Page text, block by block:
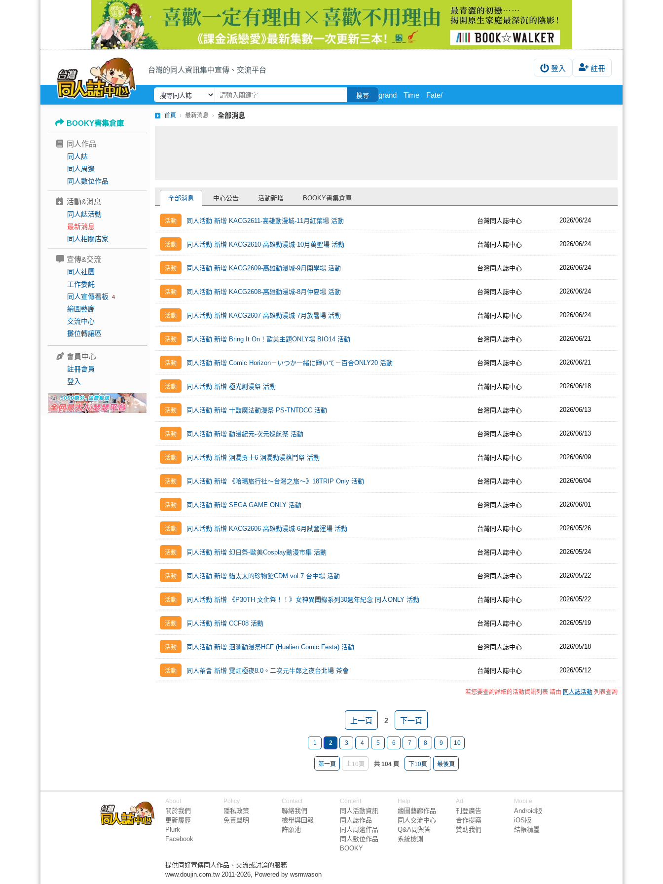
台灣的同人資訊集中宣傳、交流平台 登入 註冊
搜尋 grand Time Fate/
BOOKY書集倉庫
同人作品
同人誌
同人周邊
同人數位作品
活動&消息
同人誌活動
最新消息
同人相關店家
宣傳&交流
同人社團
工作委託
同人宣傳看板 4
繪圖藝廊
交流中心
攤位轉讓區
會員中心
註冊會員
登入
首頁 最新消息 全部消息
全部消息 中心公告 活動新增 BOOKY書集倉庫
同人活動 新增 KACG2611-高雄動漫城-11月紅葉場 活動 台灣同人誌中心 2026/06/24
同人活動 新增 KACG2610-高雄動漫城-10月萬聖場 活動 台灣同人誌中心 2026/06/24
同人活動 新增 KACG2609-高雄動漫城-9月開學場 活動 台灣同人誌中心 2026/06/24
同人活動 新增 KACG2608-高雄動漫城-8月仲夏場 活動 台灣同人誌中心 2026/06/24
同人活動 新增 KACG2607-高雄動漫城-7月放暑場 活動 台灣同人誌中心 2026/06/24
同人活動 新增 Bring It On！歐美主題ONLY場 BIO14 活動 台灣同人誌中心 2026/06/21
同人活動 新增 Comic Horizon－いつか一緒に輝いて－百合ONLY20 活動 台灣同人誌中心 2026/06/21
同人活動 新增 極光創漫祭 活動 台灣同人誌中心 2026/06/18
同人活動 新增 十鼓魔法動漫祭 PS-TNTDCC 活動 台灣同人誌中心 2026/06/13
同人活動 新增 動漫紀元-次元巡航祭 活動 台灣同人誌中心 2026/06/13
同人活動 新增 洄瀾勇士6 洄瀾動漫格鬥祭 活動 台灣同人誌中心 2026/06/09
同人活動 新增 《哈瑪旅行社～台灣之旅～》18TRIP Only 活動 台灣同人誌中心 2026/06/04
同人活動 新增 SEGA GAME ONLY 活動 台灣同人誌中心 2026/06/01
同人活動 新增 KACG2606-高雄動漫城-6月試營運場 活動 台灣同人誌中心 2026/05/26
同人活動 新增 幻日祭-歐美Cosplay動漫市集 活動 台灣同人誌中心 2026/05/24
同人活動 新增 貓太太的珍物館CDM vol.7 台中場 活動 台灣同人誌中心 2026/05/22
同人活動 新增 《P30TH 文化祭！！》女神異聞錄系列30週年紀念 同人ONLY 活動 台灣同人誌中心 2026/05/22
同人活動 新增 CCF08 活動 台灣同人誌中心 2026/05/19
同人活動 新增 洄瀾動漫祭HCF (Hualien Comic Festa) 活動 台灣同人誌中心 2026/05/18
同人茶會 新增 霓虹極夜8.0。二次元牛郎之夜台北場 茶會 台灣同人誌中心 2026/05/12
若您要查詢詳細的活動資訊列表 請由 同人誌活動 列表查詢
上一頁 2 下一頁
1 2 3 4 5 6 7 8 9 10
第一頁 上10頁 共 104 頁 下10頁 最後頁
About
關於我們
更新履歷
Plurk
Facebook
Policy
隱私政策
免責聲明
Contact
聯絡我們
檢舉與回報
許願池
Content
同人活動資訊
同人誌作品
同人周邊作品
同人數位作品
BOOKY
Help
繪圖藝廊作品
同人交流中心
Q&A問與答
系統檢測
Ad
刊登廣告
合作提案
贊助我們
Mobile
Android版
iOS版
結帳精靈
提供同好宣傳同人作品、交流或討論的服務
www.doujin.com.tw 2011-2026, Powered by wsmwason